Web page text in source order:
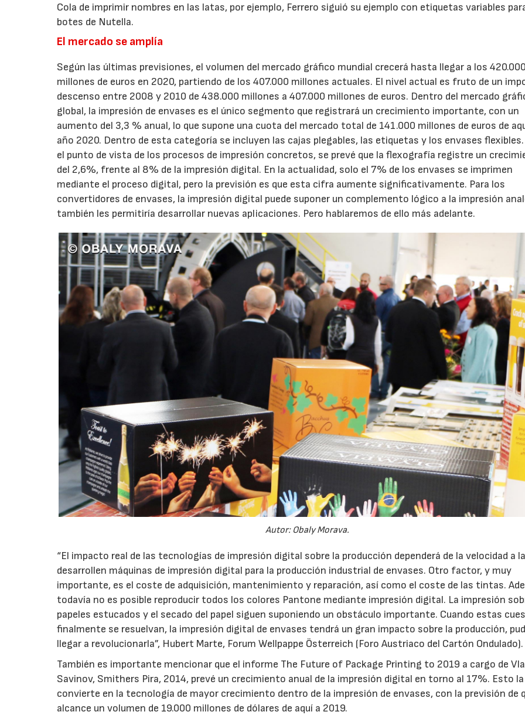
Cola de imprimir nombres en las latas, por ejemplo, Ferrero siguió su ejemplo con etiquetas variables
botes de Nutella.
El mercado se amplía
Según las últimas previsiones, el volumen del mercado gráfico mundial crecerá hasta llegar a los 420.000
millones de euros en 2020, partiendo de los 407.000 millones actuales. El nivel actual es fruto de un
descenso entre 2008 y 2010 de 438.000 millones a 407.000 millones de euros. Dentro del mercado
global, la impresión de envases es el único segmento que registrará un crecimiento importante, con un
aumento del 3,3 % anual, lo que supone una cuota del mercado total de 141.000 millones de euros de
año 2020. Dentro de esta categoría se incluyen las cajas plegables, las etiquetas y los envases flexibles.
el punto de vista de los procesos de impresión concretos, se prevé que la flexografía registre un
del 2,6%, frente al 8% de la impresión digital. En la actualidad, solo el 7% de los envases se imprimen
mediante el proceso digital, pero la previsión es que esta cifra aumente significativamente. Para los
convertidores de envases, la impresión digital puede suponer un complemento lógico a la impresión
también les permitiría desarrollar nuevas aplicaciones. Pero hablaremos de ello más adelante.
Autor: Obaly Morava.
“El impacto real de las tecnologías de impresión digital sobre la producción dependerá de la velocidad a
desarrollen máquinas de impresión digital para la producción industrial de envases. Otro factor, y muy
importante, es el coste de adquisición, mantenimiento y reparación, así como el coste de las tintas.
todavía no es posible reproducir todos los colores Pantone mediante impresión digital. La impresión
papeles estucados y el secado del papel siguen suponiendo un obstáculo importante. Cuando estas
finalmente se resuelvan, la impresión digital de envases tendrá un gran impacto sobre la producción,
llegar a revolucionarla”, Hubert Marte, Forum Wellpappe Österreich (Foro Austriaco del Cartón Ondulado).
También es importante mencionar que el informe The Future of Package Printing to 2019 a cargo de
Savinov, Smithers Pira, 2014, prevé un crecimiento anual de la impresión digital en torno al 17%. Esto la
convierte en la tecnología de mayor crecimiento dentro de la impresión de envases, con la previsión de
alcance un volumen de 19.000 millones de dólares de aquí a 2019.
23/07/2026 30/07/2026